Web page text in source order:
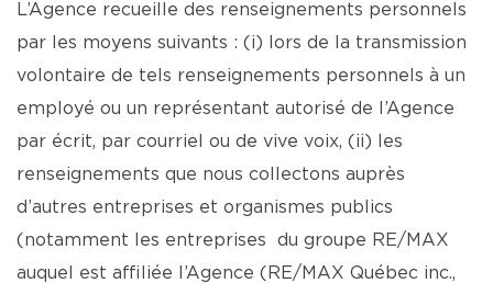
L’Agence recueille des renseignements personnels
par les moyens suivants : (i) lors de la transmission
volontaire de tels renseignements personnels à un
employé ou un représentant autorisé de l’Agence
par écrit, par courriel ou de vive voix, (ii) les
renseignements que nous collectons auprès
d’autres entreprises et organismes publics
(notamment les entreprises du groupe RE/MAX
auquel est affiliée l’Agence (RE/MAX Québec inc.,